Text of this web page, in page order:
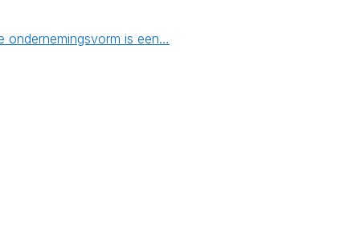
ondernemingsvorm is een…